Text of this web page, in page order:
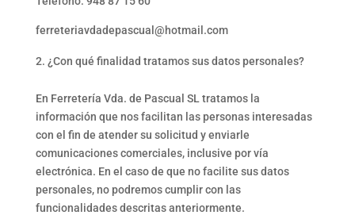
ferreteriavdadepascual@hotmail.com
¿Con qué finalidad tratamos sus datos personales?
En Ferretería Vda. de Pascual SL tratamos la
información que nos facilitan las personas interesadas
con el fin de atender su solicitud y enviarle
comunicaciones comerciales, inclusive por vía
electrónica. En el caso de que no facilite sus datos
personales, no podremos cumplir con las
funcionalidades descritas anteriormente.